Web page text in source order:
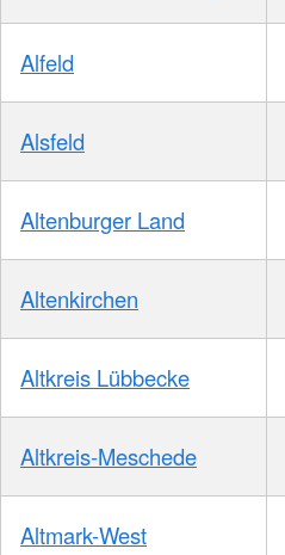
Alfeld
Alsfeld
Altenburger Land
Altenkirchen
Altkreis Lübbecke
Altkreis-Meschede
Altmark-West